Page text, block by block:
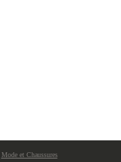
Mode et Chaussures